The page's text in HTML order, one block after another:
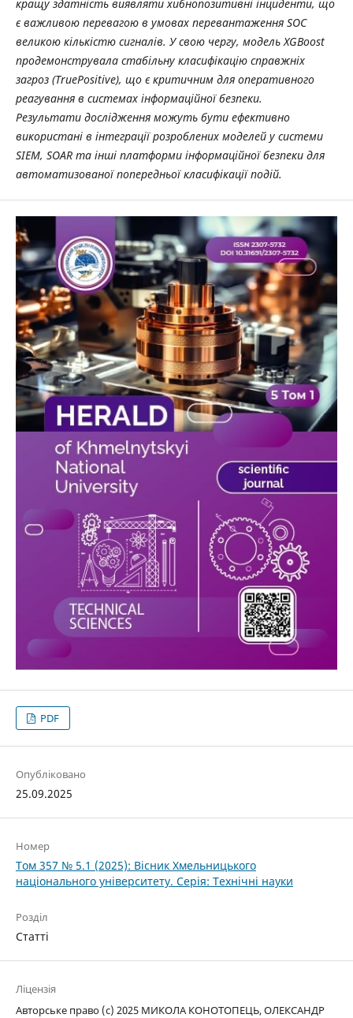
кращу здатність виявляти хибнопозитивні інциденти, що
є важливою перевагою в умовах перевантаження SOC
великою кількістю сигналів. У свою чергу, модель XGBoost
продемонструвала стабільну класифікацію справжніх
загроз (TruePositive), що є критичним для оперативного
реагування в системах інформаційної безпеки.
Результати дослідження можуть бути ефективно
використані в інтеграції розроблених моделей у системи
SIEM, SOAR та інші платформи інформаційної безпеки для
автоматизованої попередньої класифікації подій.
PDF
Опубліковано
25.09.2025
Номер
Том 357 № 5.1 (2025): Вісник Хмельницького
національного університету. Серія: Технічні науки
Розділ
Статті
Ліцензія
Авторське право (c) 2025 МИКОЛА КОНОТОПЕЦЬ, ОЛЕКСАНДР